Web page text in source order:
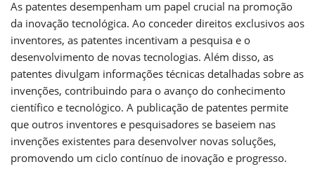
As patentes desempenham um papel crucial na promoção
da inovação tecnológica. Ao conceder direitos exclusivos aos
inventores, as patentes incentivam a pesquisa e o
desenvolvimento de novas tecnologias. Além disso, as
patentes divulgam informações técnicas detalhadas sobre as
invenções, contribuindo para o avanço do conhecimento
científico e tecnológico. A publicação de patentes permite
que outros inventores e pesquisadores se baseiem nas
invenções existentes para desenvolver novas soluções,
promovendo um ciclo contínuo de inovação e progresso.